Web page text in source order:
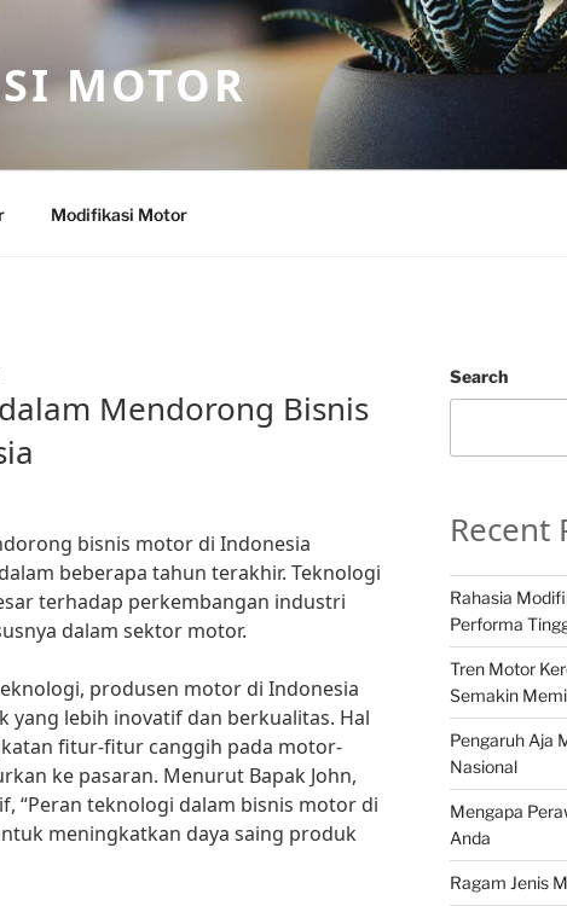
MOTOR
Modifikasi Motor
Mendorong Bisnis
bisnis motor di Indonesia
beberapa tahun terakhir. Teknologi
terhadap perkembangan industri
dalam sektor motor.
produsen motor di Indonesia
yang lebih inovatif dan berkualitas. Hal
fitur-fitur canggih pada motor-
ke pasaran. Menurut Bapak John,
“Peran teknologi dalam bisnis motor di
meningkatkan daya saing produk
Search
Recent
Rahasia
Performa
Tren Motor
Semakin
Pengaruh Aja
Nasional
Mengapa
Anda
Ragam Jenis